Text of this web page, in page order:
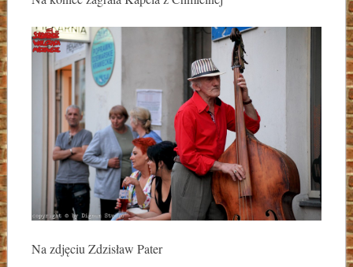
Na zdjęciu Zdzisław Pater